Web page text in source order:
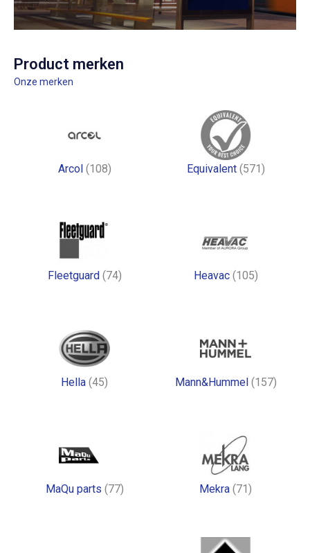
Product merken
Onze merken
Arcol (108) Equivalent (571)
Fleetguard (74) Heavac (105)
Hella (45) Mann&Hummel (157)
MaQu parts (77) Mekra (71)